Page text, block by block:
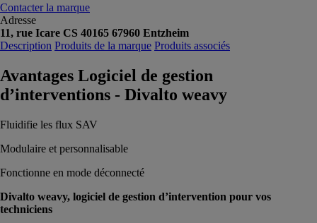
Contacter la marque
Adresse
11, rue Icare CS 40165 67960 Entzheim
Description Produits de la marque Produits associés
Avantages Logiciel de gestion
d’interventions - Divalto weavy
Fluidifie les flux SAV
Modulaire et personnalisable
Fonctionne en mode déconnecté
Divalto weavy, logiciel de gestion d’intervention pour vos
techniciens